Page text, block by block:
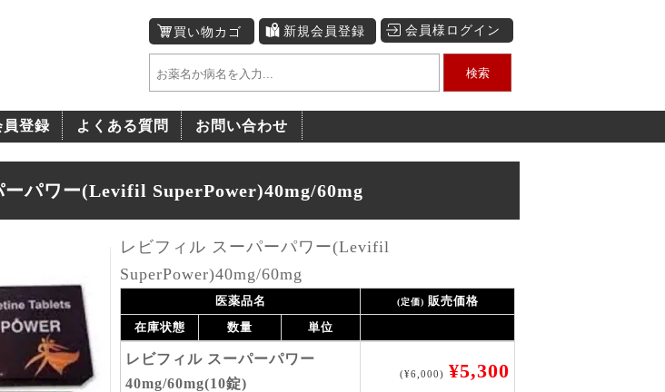
買い物カゴ 新規会員登録 会員様ログイン
検索
員登録 よくある質問 お問い合わせ
ーパワー(Levifil SuperPower)40mg/60mg
レビフィル スーパーパワー(Levifil
SuperPower)40mg/60mg
医薬品名 (定価) 販売価格
在庫状態
数量 単位
レビフィル スーパーパワー
40mg/60mg(10錠)
(¥6,000) ¥5,300